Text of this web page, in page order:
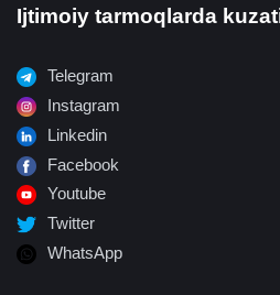
Ijtimoiy tarmoqlarda
Telegram
Instagram
Linkedin
Facebook
Youtube
Twitter
WhatsApp